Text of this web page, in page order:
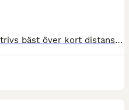
Vanilla är mkt startsnabb och trivs bäst över kort distans. Har aldrig vunnit lopp, men varit ofta på plats. Kommer hon vinna i ny regi!? Titta på andra hästar som vi har sålt tidigare o se förändring